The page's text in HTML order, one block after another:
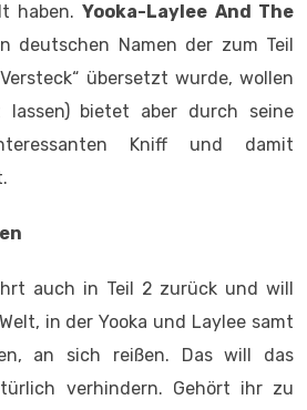
haben.Yooka-Laylee And The
deutschen Namen der zum Teil
übersetzt wurde, wollen
bietet aber durch seine
Kniff und damit
auch in Teil 2 zurück und will
in der Yooka und Laylee samt
an sich reißen. Das will das
verhindern. Gehört ihr zu